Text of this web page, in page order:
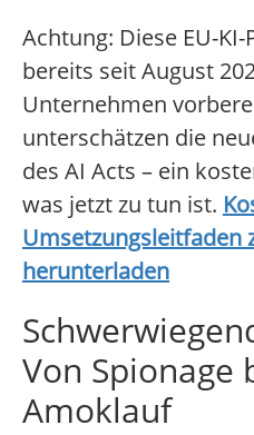
Achtung: Diese EU-
bereits seit August
Unternehmen
unterschätzen die
des AI Acts – ein
was jetzt zu tun ist.
Umsetzungsleitfaden
herunterladen
Von Spionage
Amoklauf